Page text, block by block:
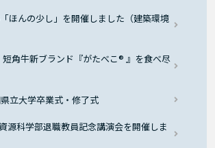
ほんの少し」を開催しました（建築環境
短角牛新ブランド『がたべこ® 』を食べ尽
立大学卒業式・修了式
源科学部退職教員記念講演会を開催しま